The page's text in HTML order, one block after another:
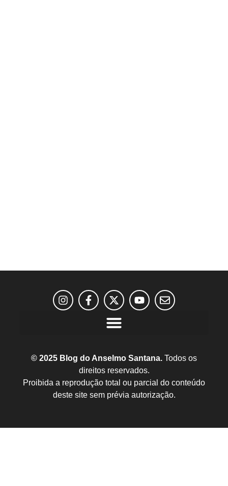
© 2025 Blog do Anselmo Santana. Todos os
direitos reservados.
Proibida a reprodução total ou parcial do conteúdo
deste site sem prévia autorização.